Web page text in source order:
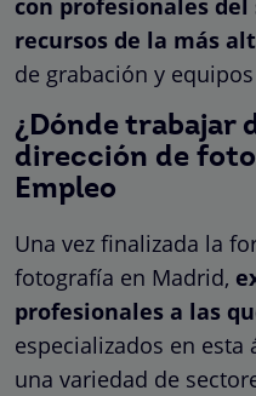
recursos de la más
de grabación y
¿Dónde trabajar
dirección de
Empleo
Una vez finalizada la
fotografía en Madrid,
profesionales a las
especializados en
una variedad de